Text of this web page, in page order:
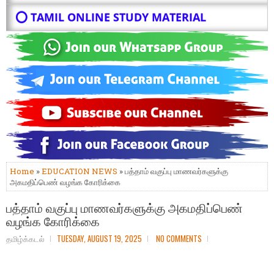
⭕ TAMIL ONLINE STUDY MATERIAL
Home »EDUCATION NEWS » பத்தாம் வகுப்பு மாணவர்களுக்கு
அகமதிப்பெண் வழங்க கோரிக்கை
பத்தாம் வகுப்பு மாணவர்களுக்கு அகமதிப்பெண்
வழங்க கோரிக்கை
தமிழ்க்கடல் TUESDAY, AUGUST 19, 2025 NO COMMENTS